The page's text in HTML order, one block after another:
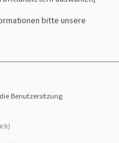
bitte unsere
Benutzersitzung